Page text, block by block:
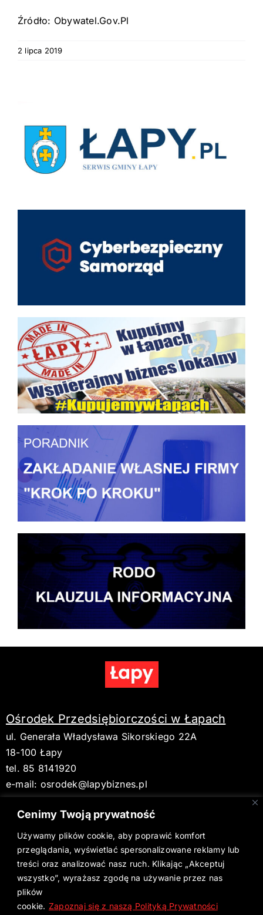
Cenimy Twoją prywatność
Używamy plików cookie, aby poprawić komfort
przeglądania, wyświetlać spersonalizowane reklamy lub
treści oraz analizować nasz ruch. Klikając „Akceptuj
wszystko”, wyrażasz zgodę na używanie przez nas
plików
cookie. Zapoznaj się z naszą Polityką Prywatności
Źródło: Obywatel.Gov.Pl
2 lipca 2019
Ośrodek Przedsiębiorczości w Łapach
ul. Generała Władysława Sikorskiego 22A
18-100 Łapy
tel. 85 8141920
e-mail: osrodek@lapybiznes.pl
BIP
Deklaracja dostępności
Aktualne wydanie Gazety Łapskiej